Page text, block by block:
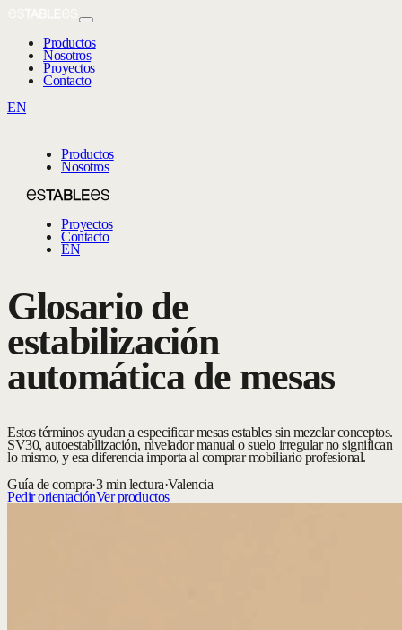
Productos
Nosotros
Proyectos
Contacto
EN
Productos
Nosotros
Proyectos
Contacto
EN
Glosario de
estabilización
automática de mesas
Estos términos ayudan a especificar mesas estables sin mezclar conceptos.
SV30, autoestabilización, nivelador manual o suelo irregular no significan
lo mismo, y esa diferencia importa al comprar mobiliario profesional.
Guía de compra·3 min lectura·Valencia
Pedir orientaciónVer productos